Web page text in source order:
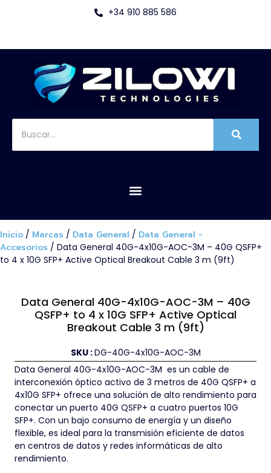
+34 910 885 586
Inicio / Marcas / Data General / Data General -
Accesorios / Data General 40G-4x10G-AOC-3M – 40G QSFP+
to 4 x 10G SFP+ Active Optical Breakout Cable 3 m (9ft)
Data General 40G-4x10G-AOC-3M – 40G
QSFP+ to 4 x 10G SFP+ Active Optical
Breakout Cable 3 m (9ft)
SKU :DG-40G-4x10G-AOC-3M
Data General 40G-4x10G-AOC-3M es un cable de
interconexión óptico activo de 3 metros de 40G QSFP+ a
4x10G SFP+ ofrece una solución de alto rendimiento para
conectar un puerto 40G QSFP+ a cuatro puertos 10G
SFP+. Con un bajo consumo de energía y un diseño
flexible, es ideal para la transmisión eficiente de datos
en centros de datos y redes informáticas de alto
rendimiento.